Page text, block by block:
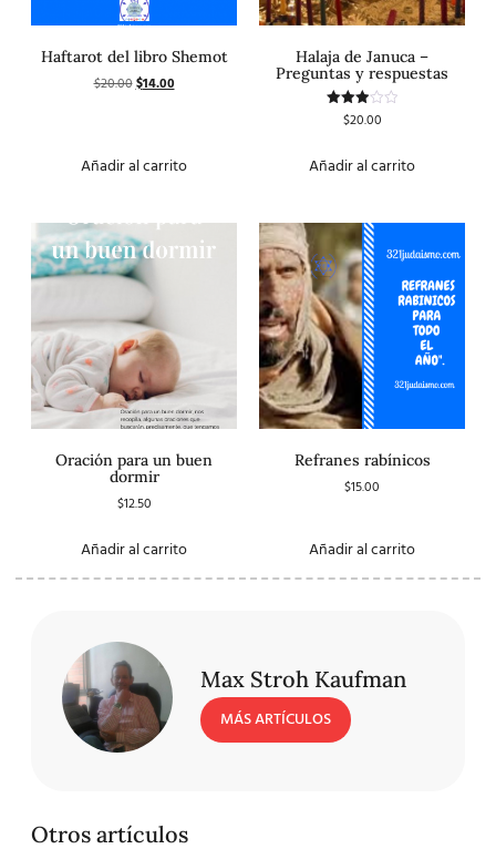
Haftarot del libro Shemot
$20.00$14.00
Añadir al carrito
Halaja de Januca –
Preguntas y respuestas
Valorado
con
$20.00
Añadir al carrito
Oración para un buen
dormir
$12.50
Añadir al carrito
Refranes rabínicos
$15.00
Añadir al carrito
Max Stroh Kaufman
MÁS ARTÍCULOS
Otros artículos